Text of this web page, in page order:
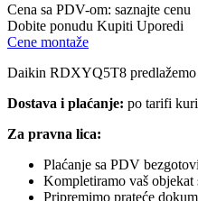
Cena sa PDV-om: saznajte cenu
Dobite ponudu Kupiti Uporedi
Cene montaže
Daikin RDXYQ5T8 predlažemo
Dostava i plaćanje: po tarifi
Za pravna lica:
Plaćanje sa PDV
Kompletiramo vaš objekat
Pripremimo prateće